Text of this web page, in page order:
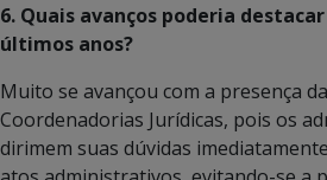
6. Quais avanços poderia
últimos anos?
Muito se avançou com a presença
Coordenadorias Jurídicas, pois os
dirimem suas dúvidas